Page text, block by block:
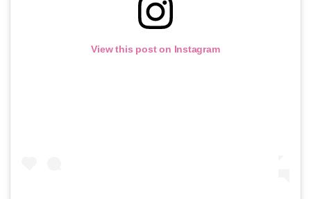
View this post on Instagram